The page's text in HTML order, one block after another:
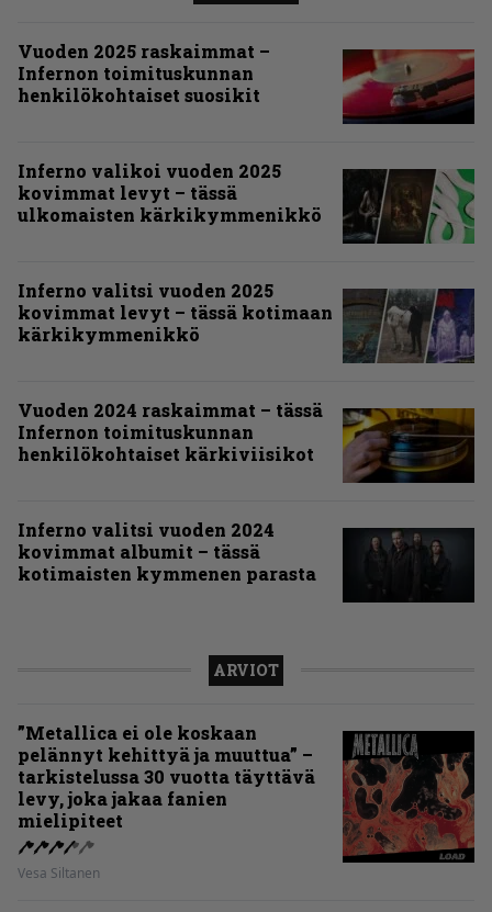
Vuoden 2025 raskaimmat –
Infernon toimituskunnan
henkilökohtaiset suosikit
Inferno valikoi vuoden 2025
kovimmat levyt – tässä
ulkomaisten kärkikymmenikkö
Inferno valitsi vuoden 2025
kovimmat levyt – tässä kotimaan
kärkikymmenikkö
Vuoden 2024 raskaimmat – tässä
Infernon toimituskunnan
henkilökohtaiset kärkiviisikot
Inferno valitsi vuoden 2024
kovimmat albumit – tässä
kotimaisten kymmenen parasta
ARVIOT
”Metallica ei ole koskaan
pelännyt kehittyä ja muuttua” –
tarkistelussa 30 vuotta täyttävä
levy, joka jakaa fanien
mielipiteet
Vesa Siltanen